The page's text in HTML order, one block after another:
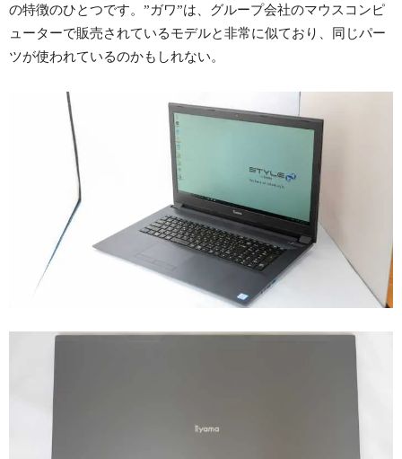
の特徴のひとつです。”ガワ”は、グループ会社のマウスコンピ
ューターで販売されているモデルと非常に似ており、同じパー
ツが使われているのかもしれない。